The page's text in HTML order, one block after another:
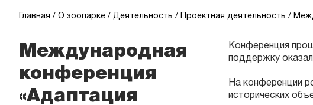
Главная О зоопарке Деятельность Проектная деятельность
Международная
конференция
«Адаптация
Конференция
поддержку
На конференции
исторических